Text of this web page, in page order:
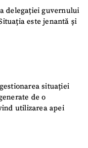
delegației guvernului
este jenantă și
situației
de o
utilizarea apei